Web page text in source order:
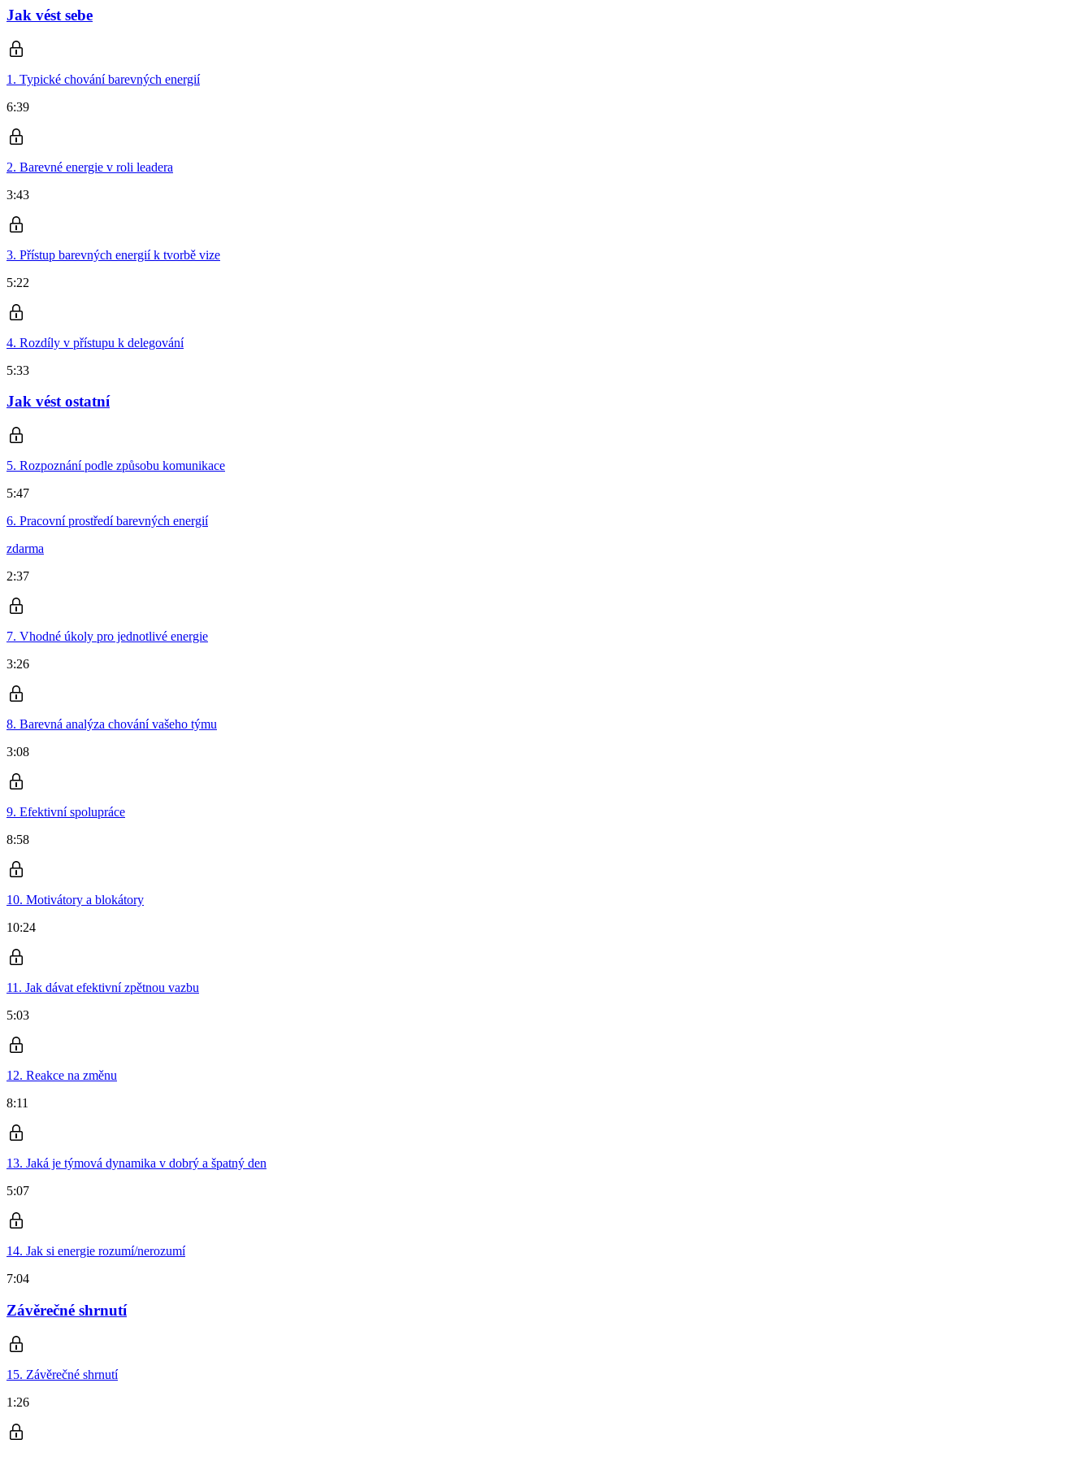
Jak vést sebe
1. Typické chování barevných energií
6:39
2. Barevné energie v roli leadera
3:43
3. Přístup barevných energií k tvorbě vize
5:22
4. Rozdíly v přístupu k delegování
5:33
Jak vést ostatní
5. Rozpoznání podle způsobu komunikace
5:47
6. Pracovní prostředí barevných energií
zdarma
2:37
7. Vhodné úkoly pro jednotlivé energie
3:26
8. Barevná analýza chování vašeho týmu
3:08
9. Efektivní spolupráce
8:58
10. Motivátory a blokátory
10:24
11. Jak dávat efektivní zpětnou vazbu
5:03
12. Reakce na změnu
8:11
13. Jaká je týmová dynamika v dobrý a špatný den
5:07
14. Jak si energie rozumí/nerozumí
7:04
Závěrečné shrnutí
15. Závěrečné shrnutí
1:26